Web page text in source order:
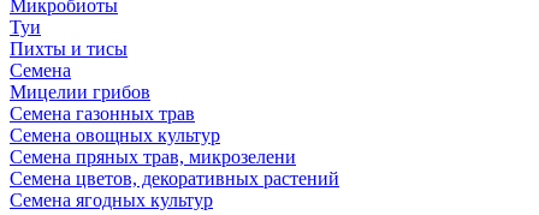
Микробиоты
Туи
Пихты и тисы
Семена
Мицелии грибов
Семена газонных трав
Семена овощных культур
Семена пряных трав, микрозелени
Семена цветов, декоративных растений
Семена ягодных культур